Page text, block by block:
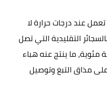
وأوضحت الشركة أن أجهزة IQOS تعمل عند درجات حرارة لا
بالسجائر التقليدية التي تصل
إلى نحو 800 درجة مئوية، ما ينتج عنه هباء
مذاق التبغ وتوصيل